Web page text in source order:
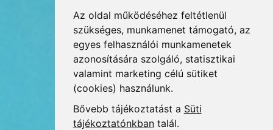
Az oldal működéséhez feltétlenül
szükséges, munkamenet támogató, az
egyes felhasználói munkamenetek
azonosítására szolgáló, statisztikai
valamint marketing célú sütiket
(cookies) használunk.
Bővebb tájékoztatást a Süti
tájékoztatónkbantalál.